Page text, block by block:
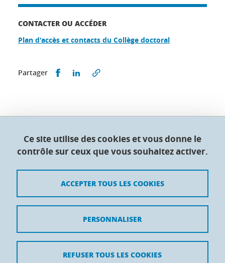
CONTACTER OU ACCÉDER
Plan d'accès et contacts du Collège doctoral
Partager Partager sur Facebook
Partager sur LinkedIn
Collège doctoral de l'Université Grenoble Alpes
Maison du doctorat Jean Kuntzmann
France
Crédits
Ce site utilise des cookies et vous donne le
contrôle sur ceux que vous souhaitez activer.
ACCEPTER TOUS LES COOKIES
REFUSER TOUS LES COOKIES
PERSONNALISER